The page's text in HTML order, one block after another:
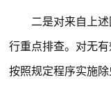
二是对来自上
行重点排查。对无
按照规定程序实施